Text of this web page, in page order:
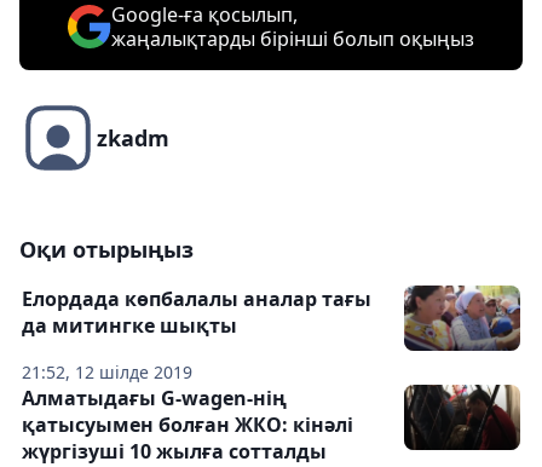
Google-ға қосылып,
жаңалықтарды бірінші болып оқыңыз
zkadm
Оқи отырыңыз
21:52, 12 шілде 2019
Елордада көпбалалы аналар тағы
да митингке шықты
Алматыдағы G-wagen-нің
қатысуымен болған ЖКО: кінәлі
жүргізуші 10 жылға сотталды